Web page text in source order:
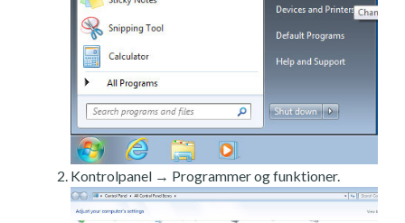
Kontrolpanel → Programmer og funktioner.